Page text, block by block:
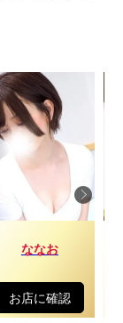
ななお
お店に確認